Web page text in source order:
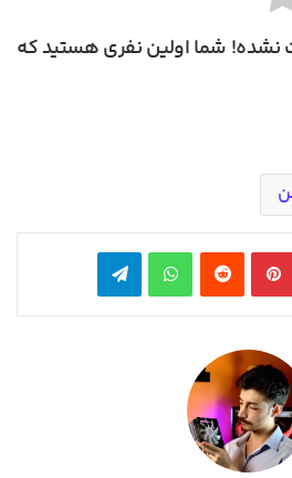
نشده! شما اولین نفری هستید که
‫پین‌ترست‫رددیت واتس آپ تلگرام